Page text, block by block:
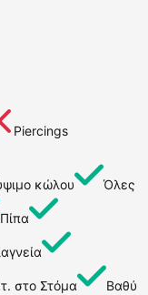
Piercings
κώλου Όλες
Πίπα
στο Στόμα Βαθύ